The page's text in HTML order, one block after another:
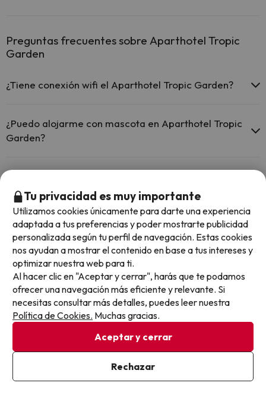
Preguntas frecuentes sobre Aparthotel Tropic
Garden
¿Tiene conexión wifi el Aparthotel Tropic Garden?
comunes.
El Aparthotel Tropic Garden dispone de Wi-Fi.
¿Puedo alojarme con mascota en Aparthotel Tropic
Garden?
El Aparthotel Tropic Garden dispone de las siguientes actividades
(algunas pueden ser de pago).
Masajista
¿Hay piscina en Aparthotel Tropic Garden?
Sí, Aparthotel Tropic Garden tiene piscina (este servicio puede ser
de pago) Aquí tienes más info sobre la piscina y otras instalaciones.
Piscina al aire libre (temporada de verano)
Piscina al aire libre (toda la temporada)
¿Hay recepción 24 horas en Aparthotel Tropic
Garden?
Sí, Aparthotel Tropic Garden tiene recepción 24 horas.
¿Hay calefacción en Aparthotel Tropic Garden?
Sí, Aparthotel Tropic Garden tiene calefacción en las zonas
¿Hay aire acondicionado en las zonas comunes en
Sí, Aparthotel Tropic Garden tiene aire acondicionado en las zonas
Tu privacidad es muy importante
Utilizamos cookies únicamente para darte una experiencia
adaptada a tus preferencias y poder mostrarte publicidad
personalizada según tu perfil de navegación. Estas cookies
nos ayudan a mostrar el contenido en base a tus intereses y
optimizar nuestra web para ti.
Al hacer clic en "Aceptar y cerrar", harás que te podamos
ofrecer una navegación más eficiente y relevante. Si
necesitas consultar más detalles, puedes leer nuestra
Política de Cookies. Muchas gracias.
Aceptar y cerrar
Rechazar